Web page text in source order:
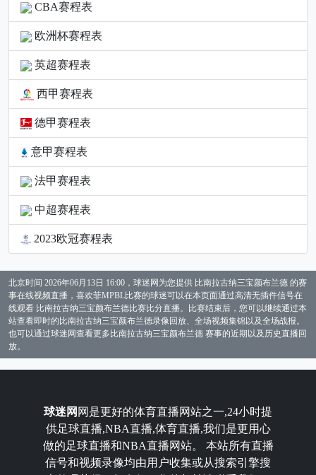
CBA赛程表
欧洲杯赛程表
英超赛程表
西甲赛程表
德甲赛程表
意甲赛程表
法甲赛程表
中超赛程表
2023欧冠赛程表
北京时间 2026年06月13日 16:00，球迷网为您提供 比南拉古纳三宝颜布兰德 的赛
事在线视频直播，喜欢菲MPBL比赛的球迷可以在本页面通过高清无插件信号在
线观看 比南拉古纳三宝颜布兰德比赛比分直播。比赛结束后，您可以继续通过本
站查看即时的比南拉古纳三宝颜布兰德录像回放、全场视频集锦以及全场战报。
也可以通过球迷网查看更多比南拉古纳三宝颜布兰德 赛事的近期以及历史直播回
放。
球迷网 网是更好的体育直播网站之一,24小时提
供足球直播,NBA直播,体育直播,我们是更用心
做的足球直播和NBA直播网站。 本站所有直播
信号和视频录像均由用户收集或从搜索引擎搜